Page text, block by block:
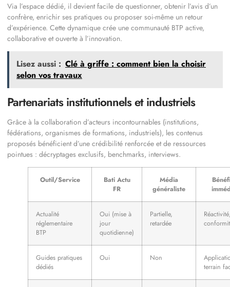
Via l’espace dédié, il devient facile de questionner, obtenir l’avis d’un
confrère, enrichir ses pratiques ou proposer soi-même un retour
d’expérience. Cette dynamique crée une communauté BTP active,
collaborative et ouverte à l’innovation.
Lisez aussi : Clé à griffe : comment bien la choisir
selon vos travaux
Partenariats institutionnels et industriels
Grâce à la collaboration d’acteurs incontournables (institutions,
fédérations, organismes de formations, industriels), les contenus
proposés bénéficient d’une crédibilité renforcée et de ressources
pointues : décryptages exclusifs, benchmarks, interviews.
Outil/Service
Bati Actu
FR
Média
généraliste
Actualité
réglementaire
BTP
Oui (mise à
jour
quotidienne)
Partielle,
retardée
Guides pratiques
dédiés
Oui Non
terrain